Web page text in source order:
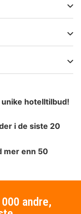
hotelltilbud!
i de siste 20
mer enn 50
andre,